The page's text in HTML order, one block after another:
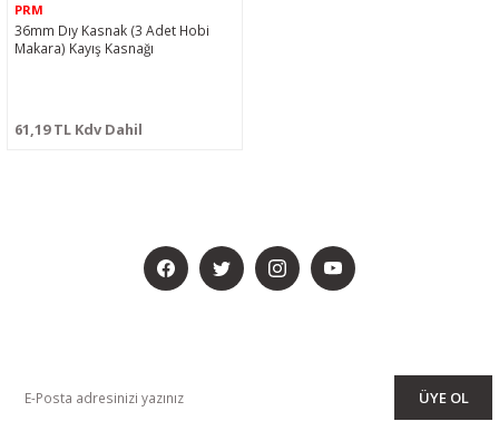
PRM
36mm Dıy Kasnak (3 Adet Hobi
Makara) Kayış Kasnağı
61,19 TL Kdv Dahil
ÜYE OL